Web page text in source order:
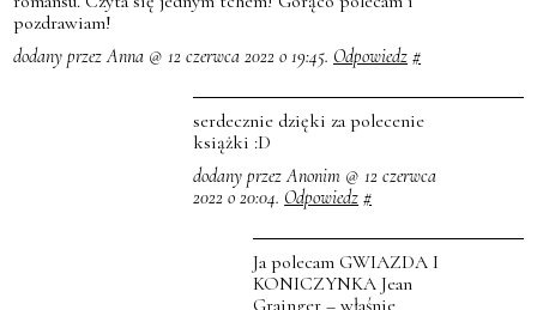
pozdrawiam!
dodany przez Anna @ 12 czerwca 2022 o 19:45. Odpowiedz #
serdecznie dzięki za polecenie
książki :D
dodany przez Anonim @ 12 czerwca
2022 o 20:04. Odpowiedz #
Ja polecam GWIAZDA I
KONICZYNKA Jean
Grainger – właśnie